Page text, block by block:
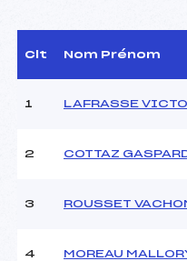
D.T Adjoint :
Dir. Epreuve :
Point Bas :
Clt Nom Prénom
1 LAFRASSE
2 COTTAZ
3 ROUSSET
4 MOREAU